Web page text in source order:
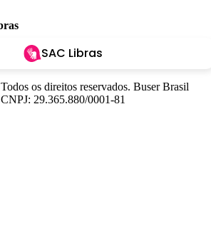
SAC Libras
os direitos reservados. Buser Brasil
29.365.880/0001-81